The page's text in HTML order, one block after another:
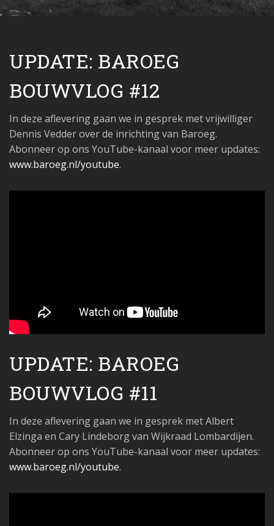
UPDATE: BAROEG
BOUWVLOG #12
In deze aflevering gaan we in gesprek met vrijwilliger
Dennis Vedder over de inrichting van Baroeg.
Abonneer op ons YouTube-kanaal voor meer updates:
www.baroeg.nl/youtube.
UPDATE: BAROEG
BOUWVLOG #11
In deze aflevering gaan we in gesprek met Albert
Elzinga en Cary Lindeborg van Wijkraad Lombardijen.
Abonneer op ons YouTube-kanaal voor meer updates:
www.baroeg.nl/youtube.